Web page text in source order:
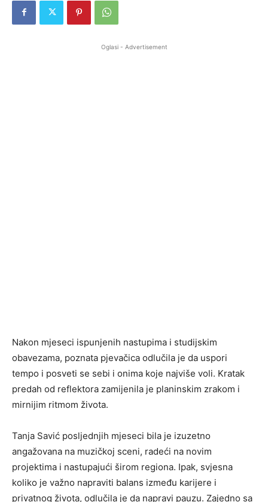
Oglasi - Advertisement
Nakon mjeseci ispunjenih nastupima i studijskim
obavezama, poznata pjevačica odlučila je da uspori
tempo i posveti se sebi i onima koje najviše voli. Kratak
predah od reflektora zamijenila je planinskim zrakom i
mirnijim ritmom života.
Tanja Savić posljednjih mjeseci bila je izuzetno
angažovana na muzičkoj sceni, radeći na novim
projektima i nastupajući širom regiona. Ipak, svjesna
koliko je važno napraviti balans između karijere i
privatnog života, odlučila je da napravi pauzu. Zajedno sa